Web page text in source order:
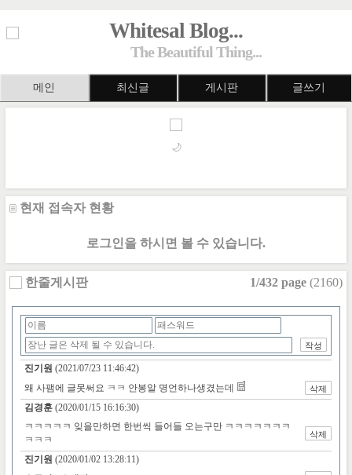
Whitesal Blog...
The Beautiful Thing...
메인 최신글 게시판 글쓰기
🌙
현재 접속자 현황
로그인을 하시면 볼 수 있습니다.
한줄게시판 1/432 page (2160)